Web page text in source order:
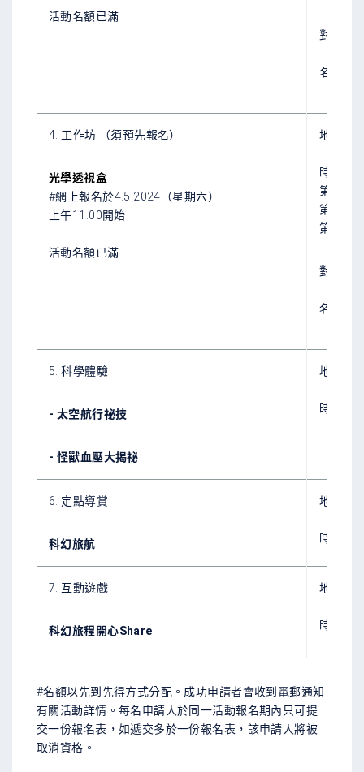
活動名額已滿
對象：
名額﹕
（由一
4. 工作坊 （須預先報名）
光學透視盒
#網上報名於4.5.2024（星期六）
上午11:00開始
活動名額已滿
地點：
時間：
第一場
第二場
第三場
對象：
名額﹕
（由一
5. 科學體驗
- 太空航行祕技
- 怪獸血壓大揭祕
地點：
時間：
6. 定點導賞
科幻旅航
地點：
時間：
7. 互動遊戲
科幻旅程開心Share
地點：
時間：
#名額以先到先得方式分配。成功申請者會收到電郵通知
有關活動詳情。每名申請人於同一活動報名期內只可提
交一份報名表，如遞交多於一份報名表，該申請人將被
取消資格。